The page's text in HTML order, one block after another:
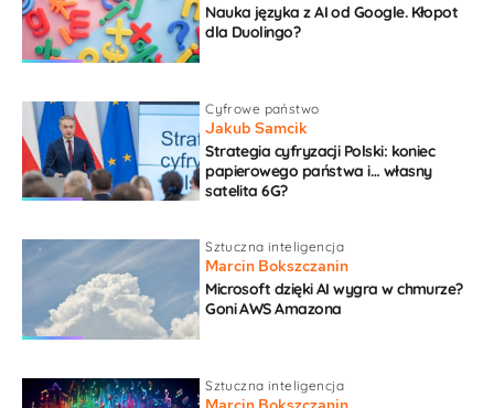
Nauka języka z AI od Google. Kłopot
dla Duolingo?
Cyfrowe państwo
Jakub Samcik
Strategia cyfryzacji Polski: koniec
papierowego państwa i… własny
satelita 6G?
Sztuczna inteligencja
Marcin Bokszczanin
Microsoft dzięki AI wygra w chmurze?
Goni AWS Amazona
Sztuczna inteligencja